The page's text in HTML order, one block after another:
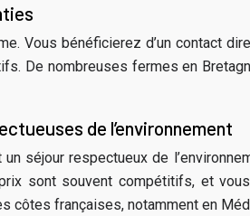
Vous bénéficierez d’un contact
De nombreuses fermes en
de l’environnement
séjour respectueux de
sont souvent compétitifs, et
côtes françaises, notamment en